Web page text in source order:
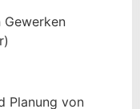
Gewerken
Planung von